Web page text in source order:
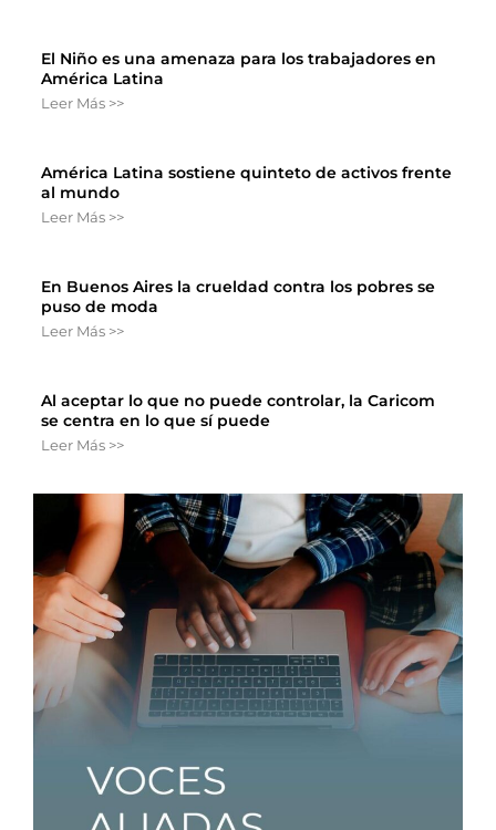
El Niño es una amenaza para los trabajadores en
América Latina
Leer Más >>
América Latina sostiene quinteto de activos frente
al mundo
Leer Más >>
En Buenos Aires la crueldad contra los pobres se
puso de moda
Leer Más >>
Al aceptar lo que no puede controlar, la Caricom
se centra en lo que sí puede
Leer Más >>